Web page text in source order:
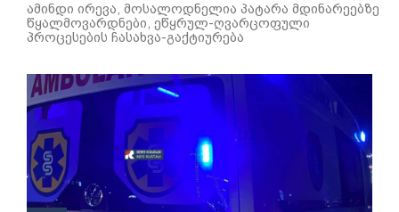
ამინდი ირევა, მოსალოდნელია პატარა მდინარეებზე
წყალმოვარდნები, ეწყრულ-ღვარცოფული
პროცესების ჩასახვა-გაქტიურება